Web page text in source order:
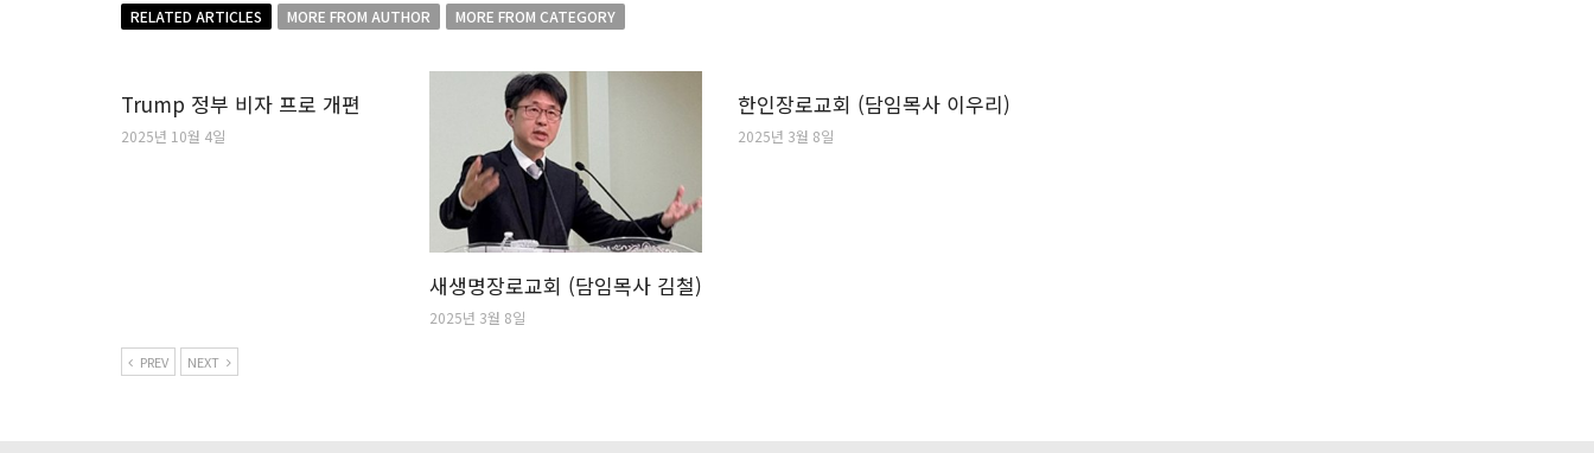
RELATED ARTICLES MORE FROM AUTHOR MORE FROM CATEGORY
Trump 정부 비자 프로 개편
2025년 10월 4일
새생명장로교회 (담임목사 김철)
2025년 3월 8일
한인장로교회 (담임목사 이우리)
2025년 3월 8일
PREV NEXT